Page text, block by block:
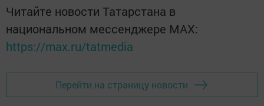
Читайте новости Татарстана в
национальном мессенджере MАХ:
https://max.ru/tatmedia
Перейти на страницу новости